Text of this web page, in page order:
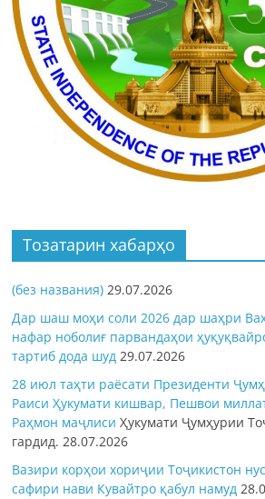
Тозатарин хабарҳо
(без названия) 29.07.2026
Дар шаш моҳи соли 2026 дар шаҳри
нафар ноболиғ парвандаҳои
тартиб дода шуд 29.07.2026
28 июл таҳти раёсати Президенти
Раиси Ҳукумати кишвар, Пешвои
Раҳмон маҷлисиҲукумати Ҷумҳурии
гардид.28.07.2026
Вазири корҳои хориҷии Тоҷикистон
сафири нави Кувайтро қабул намуд